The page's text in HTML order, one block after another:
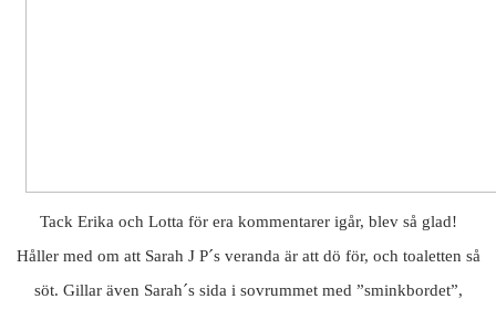
Tack Erika och Lotta för era kommentarer igår, blev så glad!
Håller med om att Sarah J P´s veranda är att dö för, och toaletten så
söt. Gillar även Sarah´s sida i sovrummet med ”sminkbordet”,